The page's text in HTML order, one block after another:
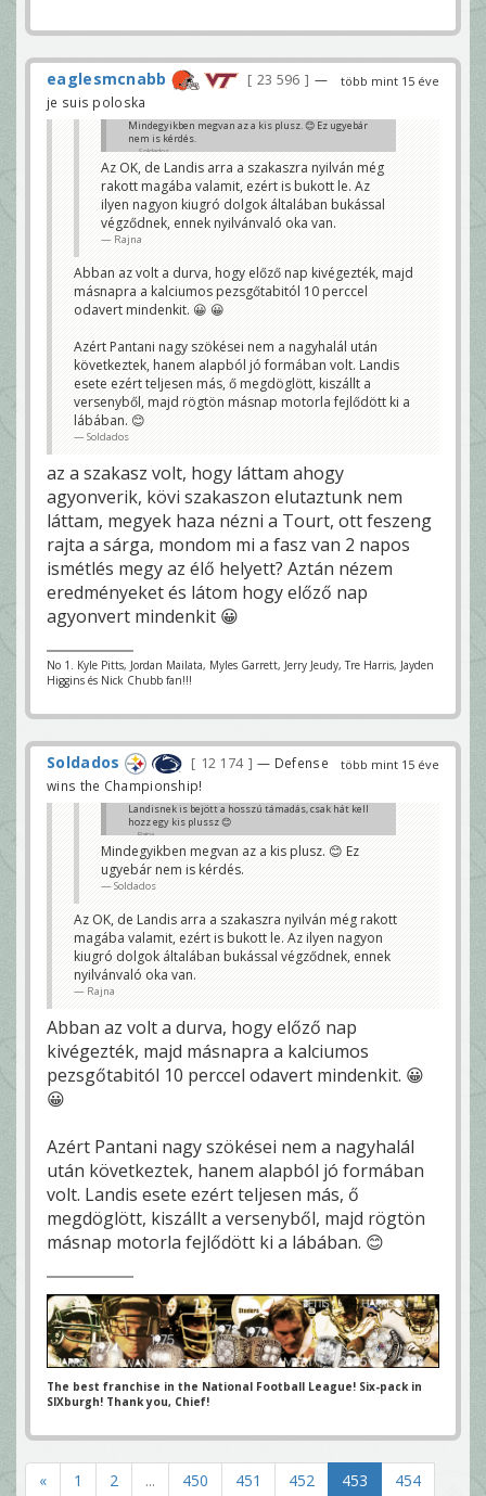
több mint 15 éve
eaglesmcnabb 23 596
—
je suis poloska
Mindegyikben megvan az a kis plusz. 😊 Ez ugyebár
nem is kérdés.
Soldados
Az OK, de Landis arra a szakaszra nyilván még
rakott magába valamit, ezért is bukott le. Az
ilyen nagyon kiugró dolgok általában bukással
végződnek, ennek nyilvánvaló oka van.
Rajna
Abban az volt a durva, hogy előző nap kivégezték, majd
másnapra a kalciumos pezsgőtabitól 10 perccel
odavert mindenkit. 😀 😀
Azért Pantani nagy szökései nem a nagyhalál után
következtek, hanem alapból jó formában volt. Landis
esete ezért teljesen más, ő megdöglött, kiszállt a
versenyből, majd rögtön másnap motorla fejlődött ki a
lábában. 😊
Soldados
az a szakasz volt, hogy láttam ahogy
agyonverik, kövi szakaszon elutaztunk nem
láttam, megyek haza nézni a Tourt, ott feszeng
rajta a sárga, mondom mi a fasz van 2 napos
ismétlés megy az élő helyett? Aztán nézem
eredményeket és látom hogy előző nap
agyonvert mindenkit 😀
No 1. Kyle Pitts, Jordan Mailata, Myles Garrett, Jerry Jeudy, Tre Harris, Jayden
Higgins és Nick Chubb fan!!!
több mint 15 éve
Soldados 12 174
— Defense
wins the Championship!
Landisnek is bejött a hosszú támadás, csak hát kell
hozz egy kis plussz 😊
Rajna
Mindegyikben megvan az a kis plusz. 😊 Ez
ugyebár nem is kérdés.
Soldados
Az OK, de Landis arra a szakaszra nyilván még rakott
magába valamit, ezért is bukott le. Az ilyen nagyon
kiugró dolgok általában bukással végződnek, ennek
nyilvánvaló oka van.
Rajna
Abban az volt a durva, hogy előző nap
kivégezték, majd másnapra a kalciumos
pezsgőtabitól 10 perccel odavert mindenkit. 😀
😀
Azért Pantani nagy szökései nem a nagyhalál
után következtek, hanem alapból jó formában
volt. Landis esete ezért teljesen más, ő
megdöglött, kiszállt a versenyből, majd rögtön
másnap motorla fejlődött ki a lábában. 😊
The best franchise in the National Football League! Six-pack in
SIXburgh! Thank you, Chief!
« 1 2 ... 450 451 452 453 454